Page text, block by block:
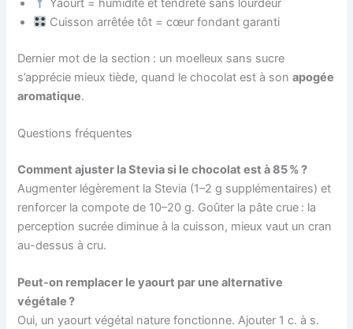
Yaourt = humidité et tendreté sans lourdeur
Cuisson arrêtée tôt = cœur fondant garanti
Dernier mot de la section : un moelleux sans sucre
s’apprécie mieux tiède, quand le chocolat est à sonapogée
aromatique.
Questions fréquentes
Comment ajuster la Stevia si le chocolat est à 85 % ?
Augmenter légèrement la Stevia (1–2 g supplémentaires) et
renforcer la compote de 10–20 g. Goûter la pâte crue : la
perception sucrée diminue à la cuisson, mieux vaut un cran
au-dessus à cru.
Peut-on remplacer le yaourt par une alternative
végétale ?
Oui, un yaourt végétal nature fonctionne. Ajouter 1 c. à s.